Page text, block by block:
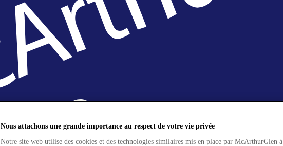
Nous attachons une grande importance au respect de votre vie privée
Notre site web utilise des cookies et des technologies similaires mis en place par McArthurGlen à